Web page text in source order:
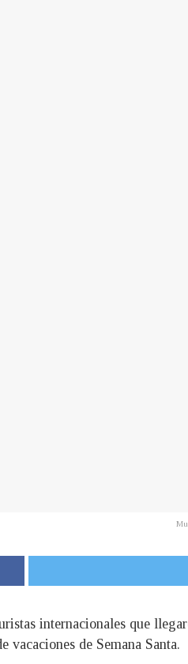
internacionales que
vacaciones de Semana Santa.